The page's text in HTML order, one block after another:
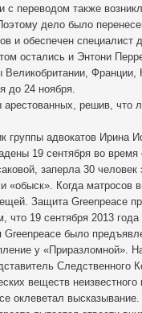
с переводом также
дело было
и обеспечен специалист
остались и Энтони
Великобритании, Франции,
до 24 ноября.
арестованных, решив,
группы адвокатов Ирина
19 сентября во
заперла 30
«обыск». Когда матросов
Защита Greenpeace
что 19 сентября 2013
Greenpeace было
у «Приразломной».
веществ
оклеветал